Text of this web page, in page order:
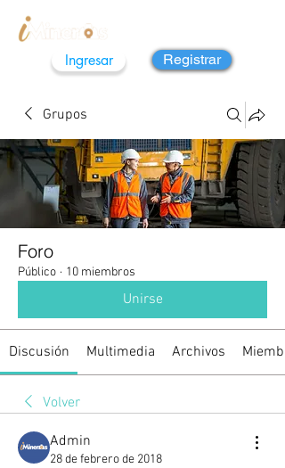
Ingresar Registrar
Grupos
Foro
Público · 10 miembros
Unirse
Discusión Multimedia Archivos
Volver
Admin
28 de febrero de 2018